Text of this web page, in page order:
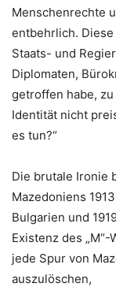
Menschenrechte
entbehrlich.
Staats- und
Diplomaten,
getroffen habe,
Identität nicht
es tun?“
Die brutale Ironie
Mazedoniens
Bulgarien und
Existenz des
jede Spur von
auszulöschen,